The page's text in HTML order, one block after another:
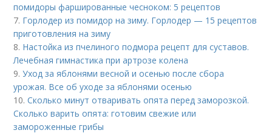
помидоры фаршированные чесноком: 5 рецептов
7. Горлодер из помидор на зиму. Горлодер — 15 рецептов
приготовления на зиму
8. Настойка из пчелиного подмора рецепт для суставов.
Лечебная гимнастика при артрозе колена
9.Уход за яблонями весной и осенью после сбора
урожая. Все об уходе за яблонями осенью
10.Сколько минут отваривать опята перед заморозкой.
Сколько варить опята: готовим свежие или
замороженные грибы